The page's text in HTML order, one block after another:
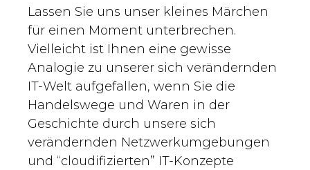
Lassen Sie uns unser kleines Märchen
für einen Moment unterbrechen.
Vielleicht ist Ihnen eine gewisse
Analogie zu unserer sich verändernden
IT-Welt aufgefallen, wenn Sie die
Handelswege und Waren in der
Geschichte durch unsere sich
verändernden Netzwerkumgebungen
und “cloudifizierten” IT-Konzepte